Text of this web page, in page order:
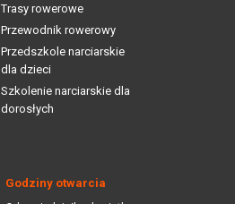
Trasy rowerowe
Przewodnik rowerowy
Przedszkole narciarskie
dla dzieci
Szkolenie narciarskie dla
dorosłych
Godziny otwarcia